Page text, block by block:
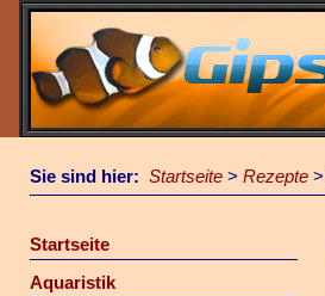
Sie sind hier: Startseite > Rezepte >
Startseite
Aquaristik